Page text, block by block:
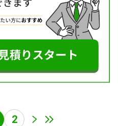
2